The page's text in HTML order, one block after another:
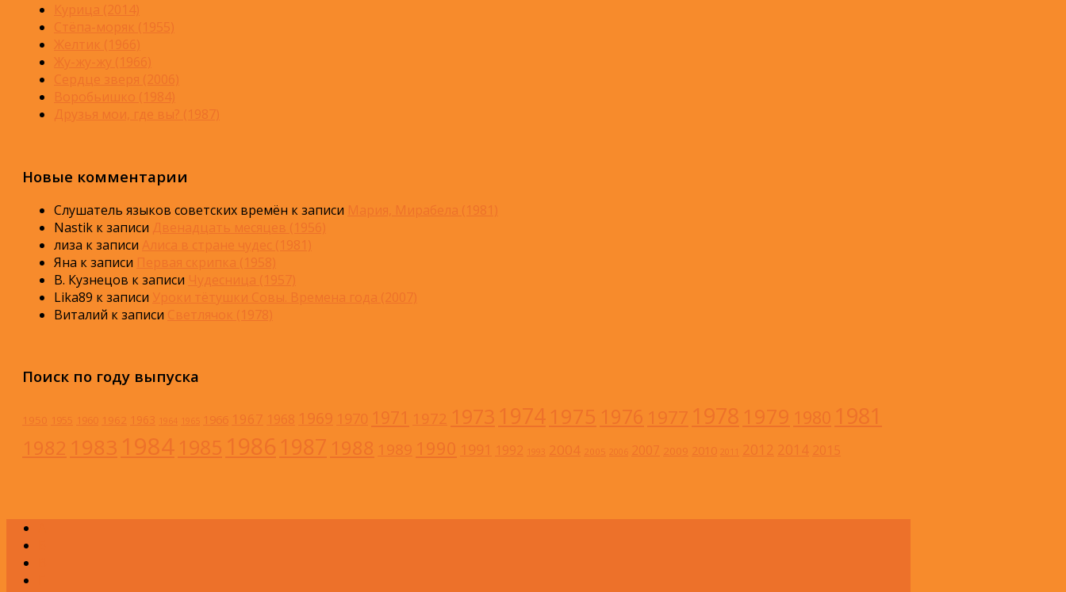
Курица (2014)
Стёпа-моряк (1955)
Желтик (1966)
Жу-жу-жу (1966)
Сердце зверя (2006)
Воробьишко (1984)
Друзья мои, где вы? (1987)
Новые комментарии
Слушатель языков советских времён к записи Мария, Мирабела (1981)
Nastik к записи Двенадцать месяцев (1956)
лиза к записи Алиса в стране чудес (1981)
Яна к записи Первая скрипка (1958)
В. Кузнецов к записи Чудесница (1957)
Lika89 к записи Уроки тётушки Совы. Времена года (2007)
Виталий к записи Светлячок (1978)
Поиск по году выпуска
1950 1955 1960 1962 1963 1964 1965 1966 1967 1968 1969 1970 1971 1972 1973 1974 1975 1976 1977 1978 1979 1980 1981
1982 1983 1984 1985 1986 1987 1988 1989 1990 1991 1992 1993 2004 2005 2006 2007 2009 2010 2011 2012 2014 2015